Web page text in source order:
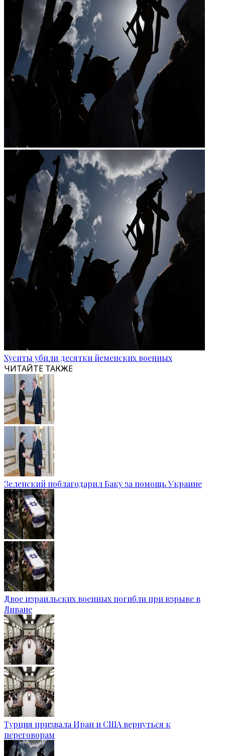
Хуситы убили десятки йеменских военных
ЧИТАЙТЕ ТАКЖЕ
Зеленский поблагодарил Баку за помощь Украине
Двое израильских военных погибли при взрыве в
Ливане
Турция призвала Иран и США вернуться к
переговорам